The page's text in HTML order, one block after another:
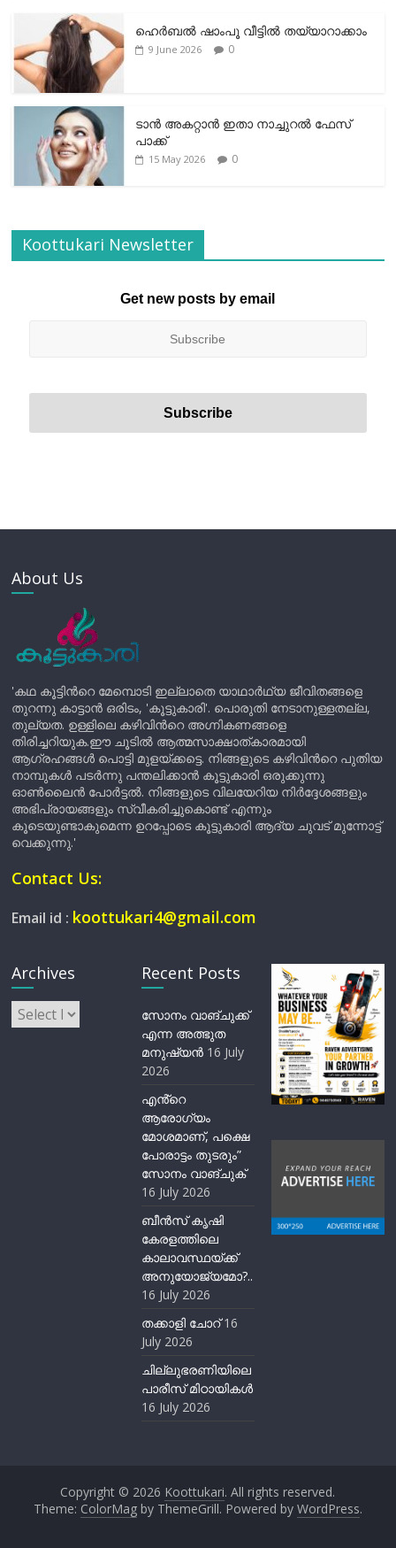
ഹെര്‍ബല്‍ ഷാംപൂ വീട്ടില്‍ തയ്യാറാക്കാം
9 June 2026 0
ടാന്‍ അകറ്റാന്‍ ഇതാ നാച്ചുറല്‍ ഫേസ്
പാക്ക്
15 May 2026 0
Koottukari Newsletter
Get new posts by email
About Us
'കഥ കൂട്ടിന്‍റെ മേമ്പൊടി ഇല്ലാതെ യാഥാർഥ്യ ജീവിതങ്ങളെ
തുറന്നു കാട്ടാൻ ഒരിടം, 'കൂട്ടുകാരി'. പൊരുതി നേടാനുള്ളതല്ല,
തുല്യത. ഉള്ളിലെ കഴിവിന്‍റെ അഗ്നികണങ്ങളെ
തിരിച്ചറിയുക.ഈ ചൂടിൽ ആത്മസാക്ഷാത്കാരമായി
ആഗ്രഹങ്ങൾ പൊട്ടി മുളയ്ക്കട്ടെ. നിങ്ങളുടെ കഴിവിന്‍റെ പുതിയ
നാമ്പുകൾ പടർന്നു പന്തലിക്കാൻ കൂട്ടുകാരി ഒരുക്കുന്നു
ഓൺലൈൻ പോർട്ടൽ. നിങ്ങളുടെ വിലയേറിയ നിർദ്ദേശങ്ങളും
അഭിപ്രായങ്ങളും സ്വീകരിച്ചുകൊണ്ട് എന്നും
കൂടെയുണ്ടാകുമെന്ന ഉറപ്പോടെ കൂട്ടുകാരി ആദ്യ ചുവട് മുന്നോട്ട്
വെക്കുന്നു.'
Contact Us:
Email id : koottukari4@gmail.com
Archives
Archives
Recent Posts
സോനം വാങ്ചുക്ക്
എന്ന അത്ഭുത
മനുഷ്യന്‍ 16 July
2026
എൻ്റെ
ആരോഗ്യം
മോശമാണ്, പക്ഷെ
പോരാട്ടം തുടരും”
സോനം വാങ്ചുക്
16 July 2026
ബീന്‍സ് കൃഷി
കേരളത്തിലെ
കാലാവസ്ഥയ്ക്ക്
അനുയോജ്യമോ?..
16 July 2026
തക്കാളി ചോറ് 16
July 2026
ചില്ലുഭരണിയിലെ
പാരീസ് മിഠായികള്‍
16 July 2026
Copyright © 2026 Koottukari. All rights reserved.
Theme: ColorMagby ThemeGrill. Powered by WordPress.